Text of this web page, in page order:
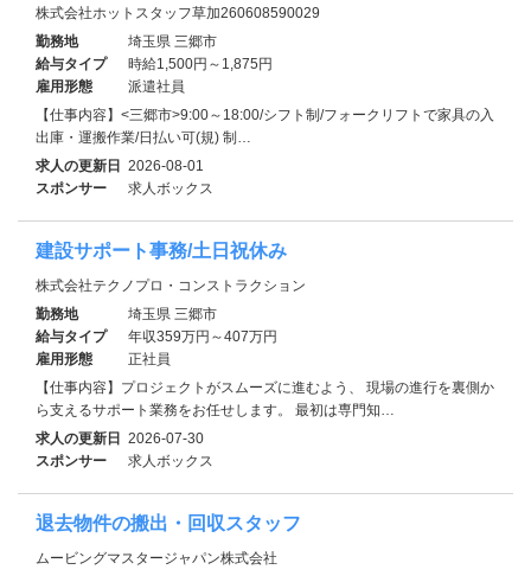
株式会社ホットスタッフ草加260608590029
勤務地
埼玉県 三郷市
給与タイプ
時給1,500円～1,875円
雇用形態
派遣社員
【仕事内容】<三郷市>9:00～18:00/シフト制/フォークリフトで家具の入
出庫・運搬作業/日払い可(規) 制…
求人の更新日 2026-08-01
スポンサー
求人ボックス
建設サポート事務/土日祝休み
株式会社テクノプロ・コンストラクション
勤務地
埼玉県 三郷市
給与タイプ
年収359万円～407万円
雇用形態
正社員
【仕事内容】プロジェクトがスムーズに進むよう、 現場の進行を裏側か
ら支えるサポート業務をお任せします。 最初は専門知…
求人の更新日 2026-07-30
スポンサー
求人ボックス
退去物件の搬出・回収スタッフ
ムービングマスタージャパン株式会社